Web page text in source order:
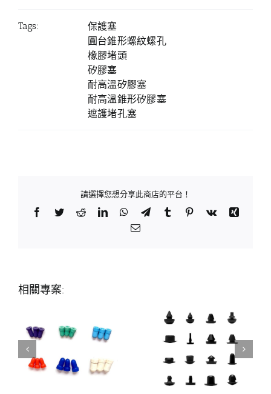
Tags:
保護塞
圓台錐形螺紋螺孔
橡膠堵頭
矽膠塞
耐高溫矽膠塞
耐高溫錐形矽膠塞
遮護堵孔塞
請選擇您想分享此商店的平台！
Facebook
TwitterRedditLinkedInWhatsApp
TelegramTumblr Pinterest
Vk
Xing
Email:
相關專案: